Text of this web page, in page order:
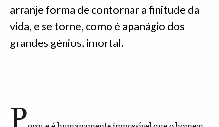
arranje forma de contornar a finitude da
vida, e se torne, como é apanágio dos
grandes génios, imortal.
P